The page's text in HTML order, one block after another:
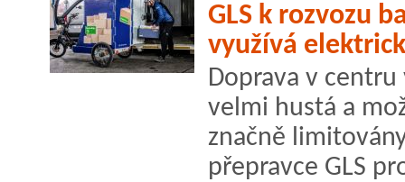
GLS k rozvozu
využívá
Doprava v
velmi hustá a
značně
přepravce GLS